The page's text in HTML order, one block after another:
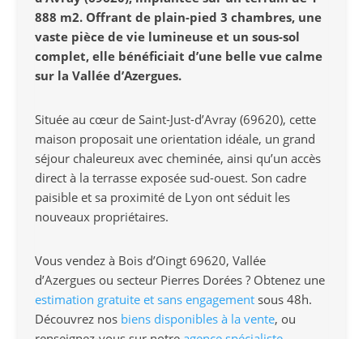
888 m2. Offrant de plain-pied 3 chambres, une
vaste pièce de vie lumineuse et un sous-sol
complet, elle bénéficiait d’une belle vue calme
sur la Vallée d’Azergues.
Située au cœur de Saint-Just-d’Avray (69620), cette
maison proposait une orientation idéale, un grand
séjour chaleureux avec cheminée, ainsi qu’un accès
direct à la terrasse exposée sud-ouest. Son cadre
paisible et sa proximité de Lyon ont séduit les
nouveaux propriétaires.
Vous vendez à Bois d’Oingt 69620, Vallée
d’Azergues ou secteur Pierres Dorées ? Obtenez une
estimation gratuite et sans engagement sous 48h.
Découvrez nos biens disponibles à la vente, ou